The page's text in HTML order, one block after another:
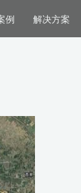
例 解决方案